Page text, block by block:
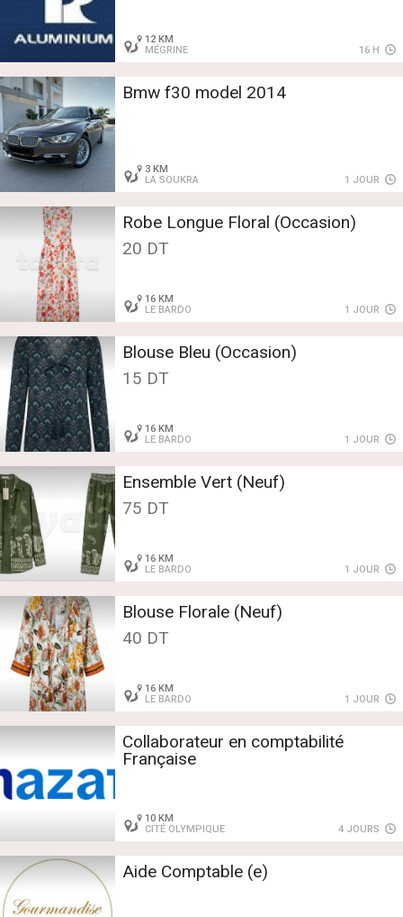
12 KM
MÉGRINE
16 H
Bmw f30 model 2014
3 KM
LA SOUKRA
1 JOUR
Robe Longue Floral (Occasion)
20 DT
16 KM
LE BARDO
1 JOUR
Blouse Bleu (Occasion)
15 DT
16 KM
LE BARDO
1 JOUR
Ensemble Vert (Neuf)
75 DT
16 KM
LE BARDO
1 JOUR
Blouse Florale (Neuf)
40 DT
16 KM
LE BARDO
1 JOUR
Collaborateur en comptabilité
Française
10 KM
CITÉ OLYMPIQUE
4 JOURS
Aide Comptable (e)